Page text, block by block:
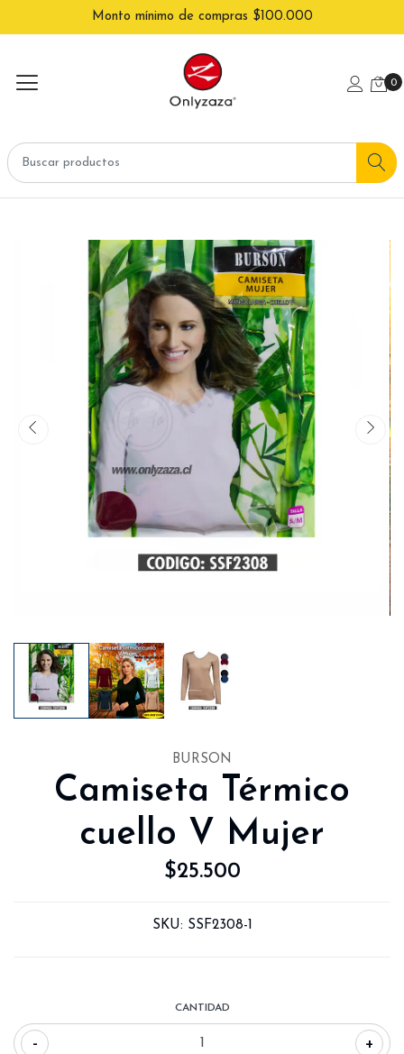
Monto mínimo de compras $100.000
0
BURSON
Camiseta Térmico
cuello V Mujer
$25.500
SKU: SSF2308-1
CANTIDAD
- +